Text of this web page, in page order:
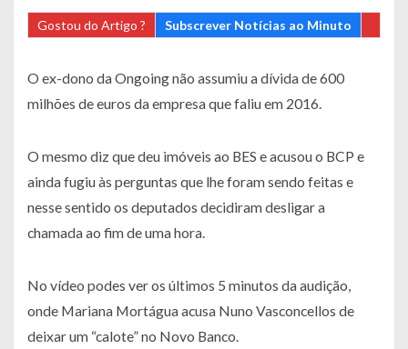
Gostou do Artigo ? Subscrever Notícias ao Minuto
O ex-dono da Ongoing não assumiu a dívida de 600
milhões de euros da empresa que faliu em 2016.
O mesmo diz que deu imóveis ao BES e acusou o BCP e
ainda fugiu às perguntas que lhe foram sendo feitas e
nesse sentido os deputados decidiram desligar a
chamada ao fim de uma hora.
No vídeo podes ver os últimos 5 minutos da audição,
onde Mariana Mortágua acusa Nuno Vasconcellos de
deixar um “calote” no Novo Banco.